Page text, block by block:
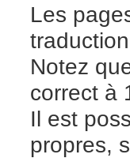
Les
Notez
correct à
Il est
propres,